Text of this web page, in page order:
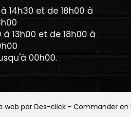
14h30 et de 18h00 à
à 13h00 et de 18h00 à
00h00.
web par Des-click - Commander en